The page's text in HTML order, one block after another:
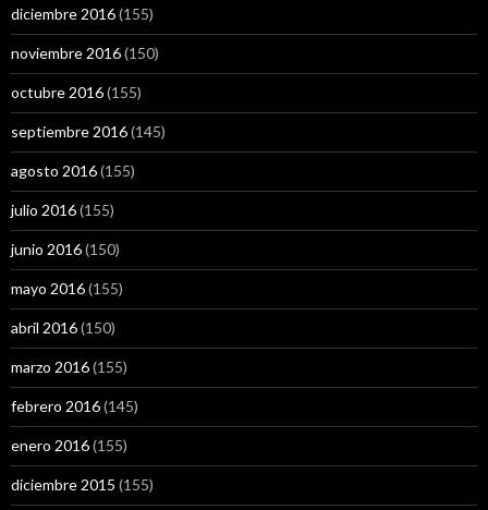
diciembre 2016(155)
noviembre 2016(150)
octubre 2016(155)
septiembre 2016(145)
agosto 2016(155)
julio 2016(155)
junio 2016(150)
mayo 2016(155)
abril 2016(150)
marzo 2016(155)
febrero 2016(145)
enero 2016(155)
diciembre 2015 (155)